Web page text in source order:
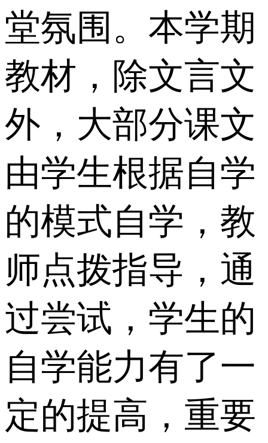
堂氛围。本学期
教材，除文言文
外，大部分课文
由学生根据自学
的模式自学，教
师点拨指导，通
过尝试，学生的
自学能力有了一
定的提高，重要